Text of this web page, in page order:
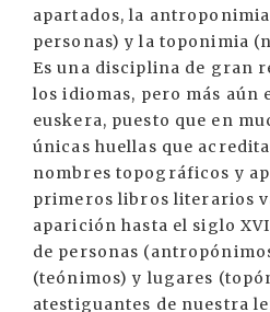
apartados, la
personas) y la toponimia
Es una disciplina de gran
los idiomas, pero más aún
euskera, puesto que en
únicas huellas que
nombres topográficos y
primeros libros literarios
aparición hasta el siglo
de personas
(teónimos) y lugares
atestiguantes de nuestra